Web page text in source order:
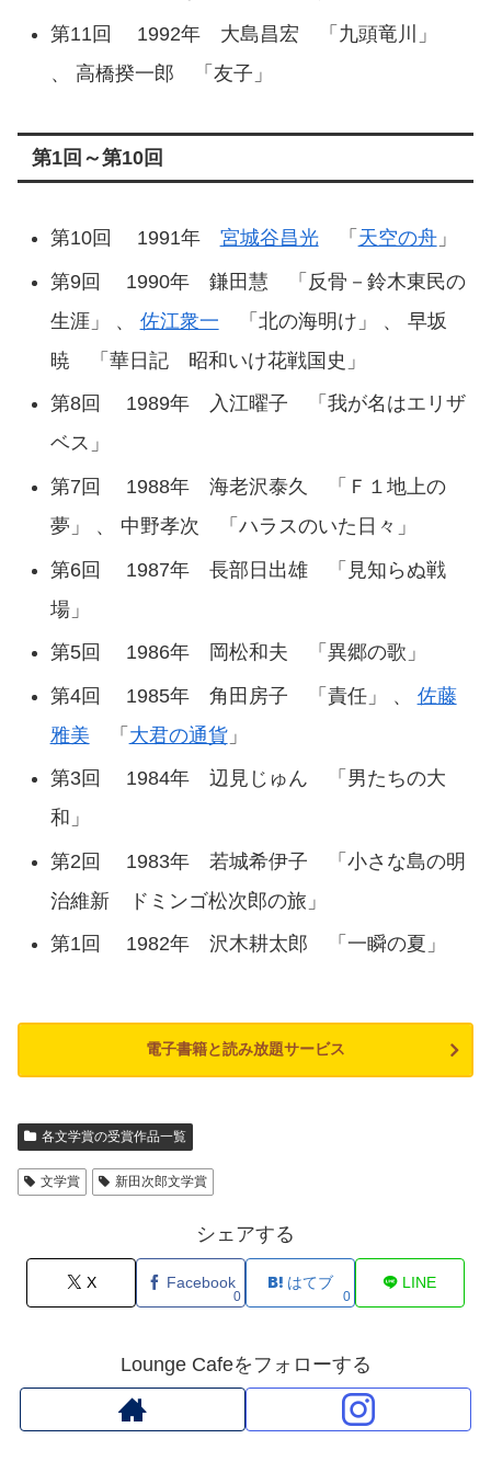
第11回 1992年 大島昌宏 「九頭竜川」
、 高橋揆一郎 「友子」
第1回～第10回
第10回 1991年 宮城谷昌光「 天空の舟」
第9回 1990年 鎌田慧 「反骨－鈴木東民の
生涯」 、 佐江衆一 「北の海明け」 、 早坂
暁 「華日記 昭和いけ花戦国史」
第8回 1989年 入江曜子 「我が名はエリザ
ベス」
第7回 1988年 海老沢泰久 「Ｆ１地上の
夢」 、 中野孝次 「ハラスのいた日々」
第6回 1987年 長部日出雄 「見知らぬ戦
場」
第5回 1986年 岡松和夫 「異郷の歌」
第4回 1985年 角田房子 「責任」 、 佐藤
雅美 「 大君の通貨」
第3回 1984年 辺見じゅん 「男たちの大
和」
第2回 1983年 若城希伊子 「小さな島の明
治維新 ドミンゴ松次郎の旅」
第1回 1982年 沢木耕太郎 「一瞬の夏」
電子書籍と読み放題サービス
各文学賞の受賞作品一覧
文学賞 新田次郎文学賞
シェアする
X Facebook
0
はてブ
0
LINE
Lounge Cafeをフォローする